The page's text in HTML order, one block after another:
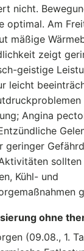
nicht.
optimal. Am
mäßige
zeigt
geistige
leicht
Angina
geringer
Kühl- und
ohne
(09.08., 1.